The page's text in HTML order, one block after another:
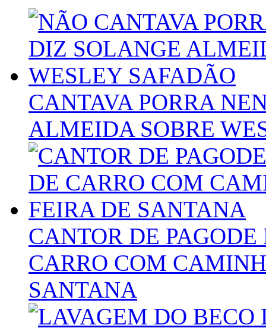
CANTAVA PORRA
ALMEIDA SOBRE
CANTOR DE
CARRO COM
SANTANA